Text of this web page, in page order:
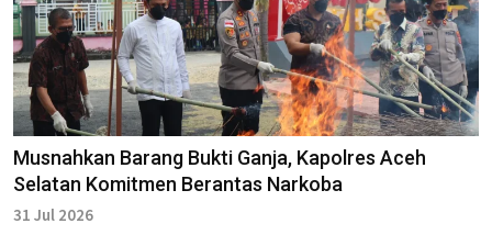
Musnahkan Barang Bukti Ganja, Kapolres Aceh
Selatan Komitmen Berantas Narkoba
31 Jul 2026